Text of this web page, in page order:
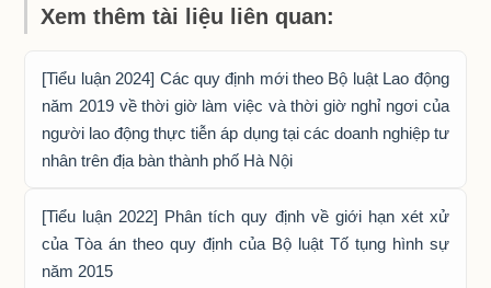
Xem thêm tài liệu liên quan:
[Tiểu luận 2024] Các quy định mới theo Bộ luật Lao động
năm 2019 về thời giờ làm việc và thời giờ nghỉ ngơi của
người lao động thực tiễn áp dụng tại các doanh nghiệp tư
nhân trên địa bàn thành phố Hà Nội
[Tiểu luận 2022] Phân tích quy định về giới hạn xét xử
của Tòa án theo quy định của Bộ luật Tố tụng hình sự
năm 2015